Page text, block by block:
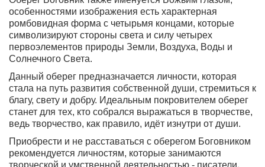
особенностями изображения есть характерная
ромбовидная форма с четырьмя концами, которые
символизируют стороны света и силу четырех
первоэлементов природы Земли, Воздуха, Воды и
Солнечного Света.
Данный оберег предназначается личности, которая
стала на путь развития собственной души, стремиться к
благу, свету и добру. Идеальным покровителем оберег
станет для тех, кто собрался выражаться в творчестве,
ведь творчество, как правило, идёт изнутри от души.
Приобрести и не расставаться с оберегом Боговником
рекомендуется личностям, которые занимаются
творческой и умственной деятельностью - писатели,